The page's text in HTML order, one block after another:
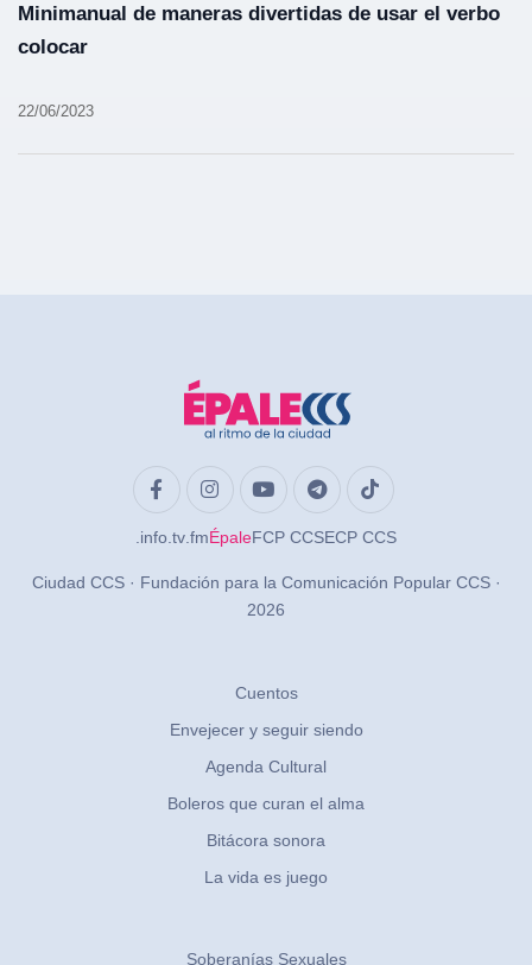
Minimanual de maneras divertidas de usar el verbo
colocar
22/06/2023
.info .tv .fmÉpaleFCP CCSECP CCS
Ciudad CCS · Fundación para la Comunicación Popular CCS ·
2026
Cuentos
Envejecer y seguir siendo
Agenda Cultural
Boleros que curan el alma
Bitácora sonora
La vida es juego
Soberanías Sexuales